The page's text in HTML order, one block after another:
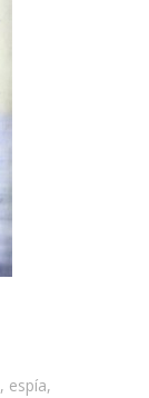
, espía,